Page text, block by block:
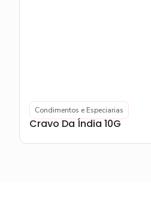
Condimentos e Especiarias
Cravo Da Índia 10G